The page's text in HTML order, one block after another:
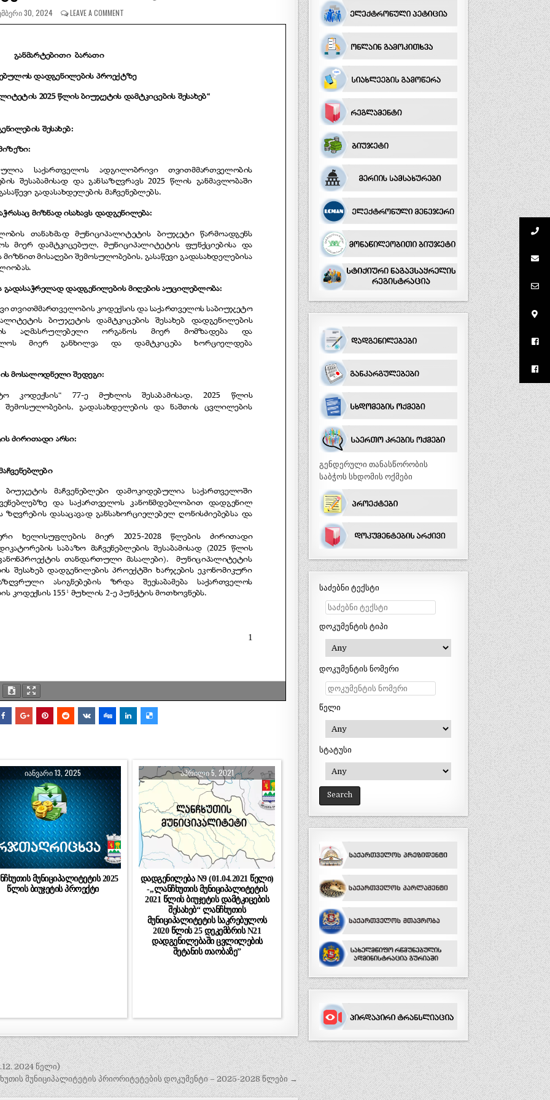
30, 2024 LEAVE A COMMENT
ᲘᲐᲜᲕᲐᲠᲘ 13, 2025
მუნიციპალიტეტის 2025
წლის ბიუჯეტის პროექტი
ᲐᲞᲠᲘᲚᲘ 5, 2021
დადგენილება N9 (01.04.2021 წელი)
-,,ლანჩხუთის მუნიციპალიტეტის
2021 წლის ბიუჯეტის დამტკიცების
შესახებ“ ლანჩხუთის
მუნიციპალიტეტის საკრებულოს
2020 წლის 25 დეკემბრის N21
დადგენილებაში ცვლილების
შეტანის თაობაზე”
2024 წელი)
მუნიციპალიტეტის პრიორიტეტების დოკუმენტი – 2025-2028 წლები →
გენდერული თანასწორობის
საბჭოს სხდომის ოქმები
საძებნი ტექსტი
დოკუმენტის ტიპი
დოკუმენტის ნომერი
წელი
სტატუსი